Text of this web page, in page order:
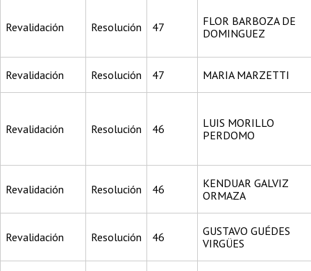
Revalidación Resolución 47
FLOR BARBOZA DE
DOMINGUEZ
Revalidación Resolución 47 MARIA MARZETTI
Revalidación Resolución 46
LUIS MORILLO
PERDOMO
Revalidación Resolución 46
KENDUAR GALVIZ
ORMAZA
Revalidación Resolución 46
GUSTAVO GUÉDES
VIRGÜES